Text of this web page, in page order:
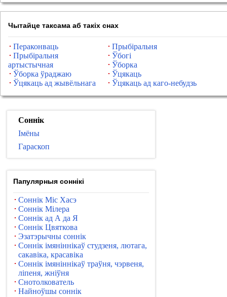
Чытайце таксама аб такіх снах
Пераконваць
Прыбіральня
Прыбіральня
артыстычная
Ўбогі
Ўборка
Ўборка ўраджаю
Ўцякаць
Ўцякаць ад жывёльнага
Ўцякаць ад каго-небудзь
Соннік
Імёны
Гараскоп
Папулярныя соннікі
Соннік Міс Хасэ
Соннік Мілера
Соннік ад А да Я
Соннік Цвяткова
Эзатэрычны соннік
Соннік імяніннікаў студзеня, лютага,
сакавіка, красавіка
Соннік імяніннікаў траўня, чэрвеня,
ліпеня, жніўня
Снотолкователь
Найноўшы соннік